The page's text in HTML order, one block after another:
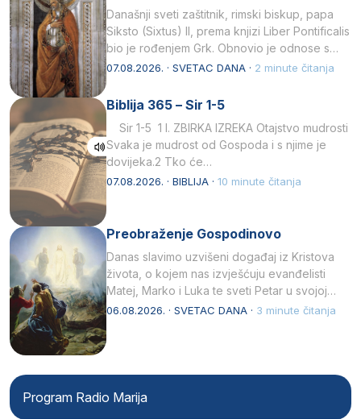
Današnji sveti zaštitnik, rimski biskup, papa
Siksto (Sixtus) II, prema knjizi Liber Pontificalis
bio je rođenjem Grk. Obnovio je odnose s
afričkim…
07.08.2026. · SVETAC DANA · 2 minute čitanja
Biblija 365 – Sir 1-5
Sir 1-5 1 I. ZBIRKA IZREKA Otajstvo mudrosti
Svaka je mudrost od Gospoda i s njime je
dovijeka.2 Tko će…
07.08.2026. · BIBLIJA · 10 minute čitanja
Preobraženje Gospodinovo
Danas slavimo uzvišeni događaj iz Kristova
života, o kojem nas izvješćuju evanđelisti
Matej, Marko i Luka te sveti Petar u svojoj
drugoj…
06.08.2026. · SVETAC DANA · 3 minute čitanja
Program Radio Marija